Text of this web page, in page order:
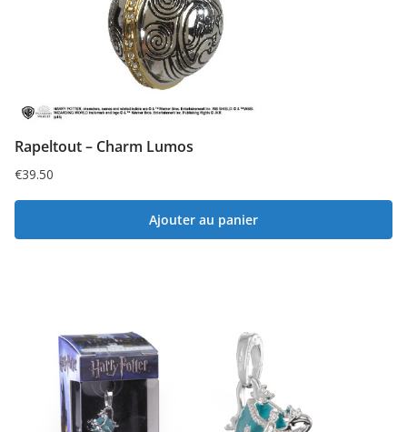
Rapeltout – Charm Lumos
€39.50
Ajouter au panier